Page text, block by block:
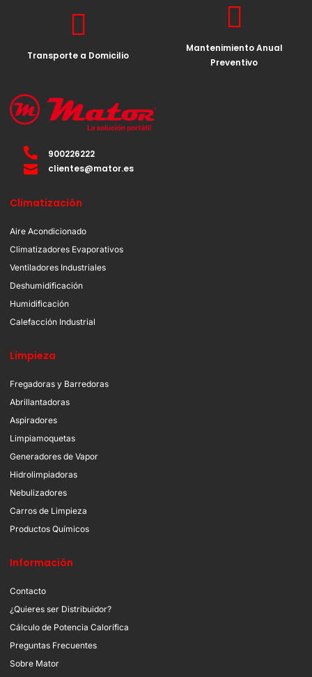
Transporte a Domicilio
Mantenimiento Anual
Preventivo
900226222
clientes@mator.es
Climatización
Aire Acondicionado
Climatizadores Evaporativos
Ventiladores Industriales
Deshumidificación
Humidificación
Calefacción Industrial
Limpieza
Fregadoras y Barredoras
Abrillantadoras
Aspiradores
Limpiamoquetas
Generadores de Vapor
Hidrolimpiadoras
Nebulizadores
Carros de Limpieza
Productos Químicos
Información
Contacto
¿Quieres ser Distribuidor?
Cálculo de Potencia Calorífica
Preguntas Frecuentes
Sobre Mator